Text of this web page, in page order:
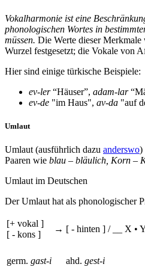
Vokalharmonie ist eine
phonologischen Wortes in
müssen. Die Werte dieser
Wurzel festgesetzt; die Vokale von
Hier sind einige türkische Beispiele:
ev-ler“Häuser”, adam-lar
ev-de "im Haus", av-da "auf
Umlaut
Umlaut (ausführlich dazu anderswo)
Paaren wie blau – bläulich, Korn –
Umlaut im Deutschen
Der Umlaut hat als phonologischer
[+ vokal ]
[ - kons ]
→ [ - hinten ] / X •
germ. gast-i ahd. gest-i